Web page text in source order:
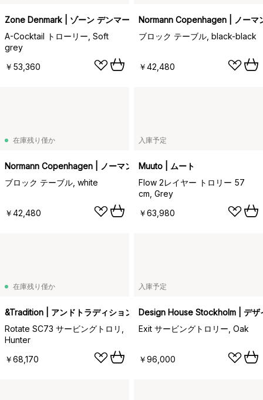
Zone Denmark | ゾーン デンマーク
A-Cocktail トローリー, Soft
grey
￥53,360
Normann Copenhagen | ノーマ
ブロック テーブル, black-black
￥42,480
在庫残り僅か
Normann Copenhagen | ノーマンコペンハーゲン
ブロック テーブル, white
￥42,480
入庫予定
Muuto | ムート
Flow 2レイヤー トロリー 57
cm, Grey
￥63,980
在庫残り僅か
&Tradition | アンドトラディション
Rotate SC73 サービングトロリ,
Hunter
￥68,170
入庫予定
Design House Stockholm | デザ
Exit サービングトロリー, Oak
￥96,000